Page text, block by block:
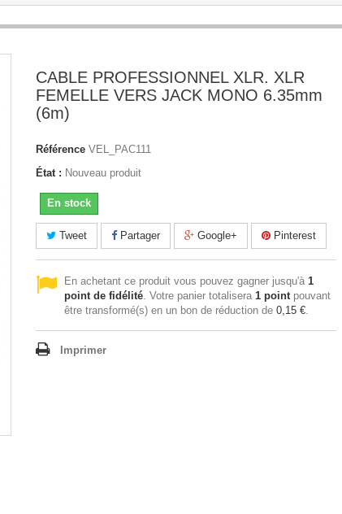
CABLE PROFESSIONNEL XLR. XLR
FEMELLE VERS JACK MONO 6.35mm
(6m)
Référence VEL_PAC111
État : Nouveau produit
En stock
Tweet Partager Google+ Pinterest
En achetant ce produit vous pouvez gagner jusqu'à 1
point de fidélité. Votre panier totalisera 1 pointpouvant
être transformé(s) en un bon de réduction de 0,15 €.
Imprimer